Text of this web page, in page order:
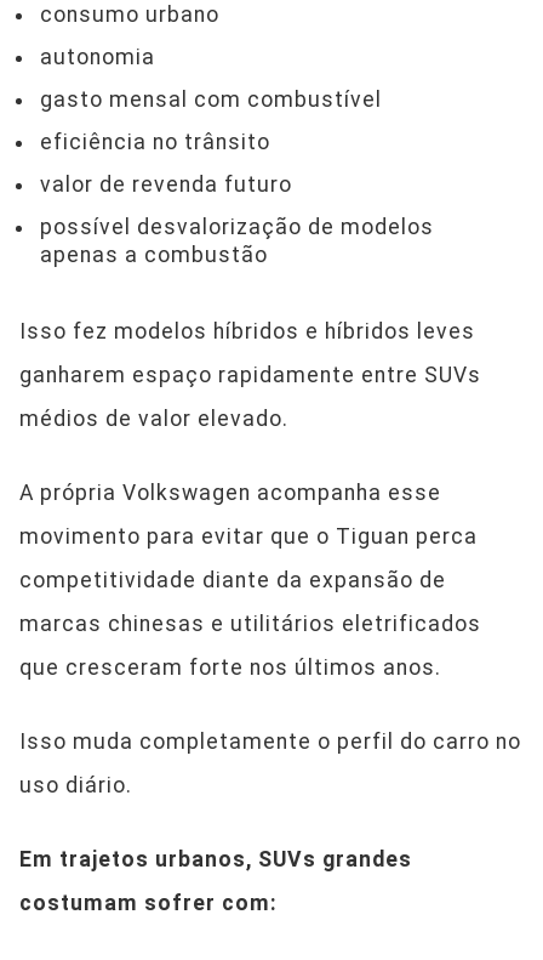
consumo urbano
autonomia
gasto mensal com combustível
eficiência no trânsito
valor de revenda futuro
possível desvalorização de modelos
apenas a combustão
Isso fez modelos híbridos e híbridos leves
ganharem espaço rapidamente entre SUVs
médios de valor elevado.
A própria Volkswagen acompanha esse
movimento para evitar que o Tiguan perca
competitividade diante da expansão de
marcas chinesas e utilitários eletrificados
que cresceram forte nos últimos anos.
Isso muda completamente o perfil do carro no
uso diário.
Em trajetos urbanos, SUVs grandes
costumam sofrer com: